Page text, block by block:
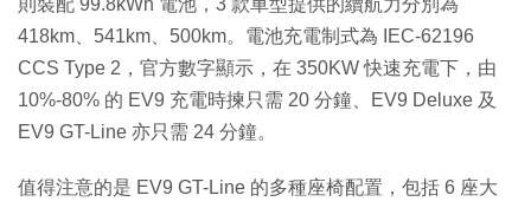
則裝配 99.8kWh 電池，3 款車型提供的續航力分別為
418km、541km、500km。電池充電制式為 IEC-62196
CCS Type 2，官方數字顯示，在 350KW 快速充電下，由
10%-80% 的 EV9 充電時揀只需 20 分鐘、EV9 Deluxe 及
EV9 GT-Line 亦只需 24 分鐘。
值得注意的是 EV9 GT-Line 的多種座椅配置，包括 6 座大